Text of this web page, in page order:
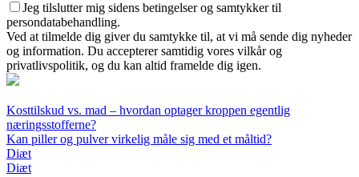
Jeg tilslutter mig sidens betingelser og samtykker til
persondatabehandling.
Ved at tilmelde dig giver du samtykke til, at vi må sende dig nyheder
og information. Du accepterer samtidig vores vilkår og
privatlivspolitik, og du kan altid framelde dig igen.
Kosttilskud vs. mad – hvordan optager kroppen egentlig
næringsstofferne?
Kan piller og pulver virkelig måle sig med et måltid?
Diæt
Diæt